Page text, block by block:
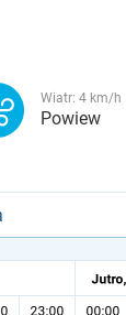
Wiatr: 4 km/h
Powiew